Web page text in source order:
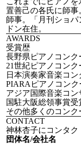
置善己の各氏に師
師事。「月刊ショ
ドン在住。
AWARDS
受賞歴
長野県ピアノコン
21世紀ピアノコン
日本演奏家音楽コ
PIARAピアノコン
アジア国際音楽コ
国駐大阪総領事賞受
その他多くのコン
CONTACT
神林杏子にコンタク
団体名/会社名